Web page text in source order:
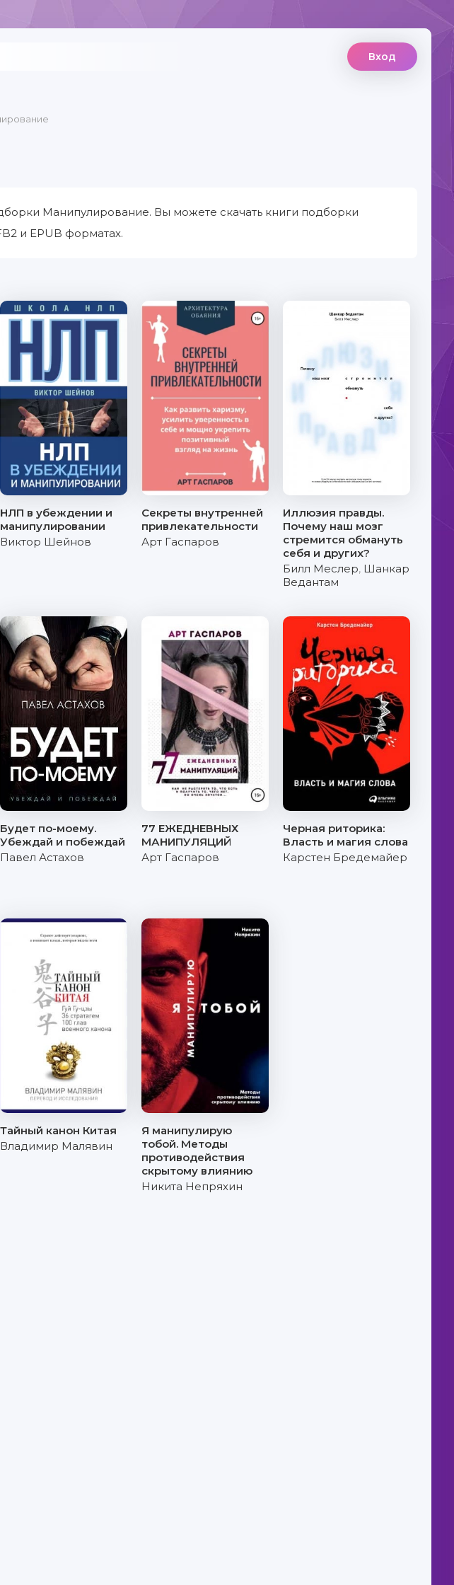
Вход
Манипулирование. Вы можете скачать книги подборки
и EPUB форматах.
НЛП в убеждении и
манипулировании
Виктор Шейнов
Секреты внутренней
привлекательности
Арт Гаспаров
Иллюзия правды.
Почему наш мозг
стремится обмануть
себя и других?
Билл Меслер, Шанкар
Ведантам
Будет по-моему.
Убеждай и побеждай
Павел Астахов
77 ЕЖЕДНЕВНЫХ
МАНИПУЛЯЦИЙ
Арт Гаспаров
Черная риторика:
Власть и магия слова
Карстен Бредемайер
Тайный канон Китая
Владимир Малявин
Я манипулирую
тобой. Методы
противодействия
скрытому влиянию
Никита Непряхин